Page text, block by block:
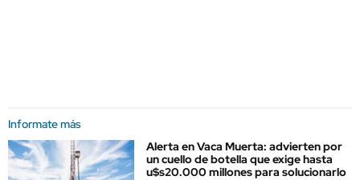
Informate más
Alerta en Vaca Muerta: advierten por
un cuello de botella que exige hasta
u$s20.000 millones para solucionarlo